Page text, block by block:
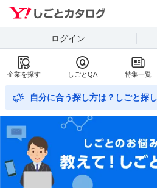
Yahoo!しご
ログイン
企業を探す しごとQA 特集一覧
自分に合う探し方は？しごと探